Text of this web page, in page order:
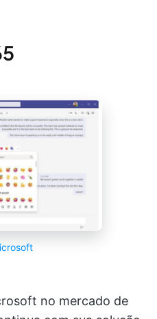
no mercado de